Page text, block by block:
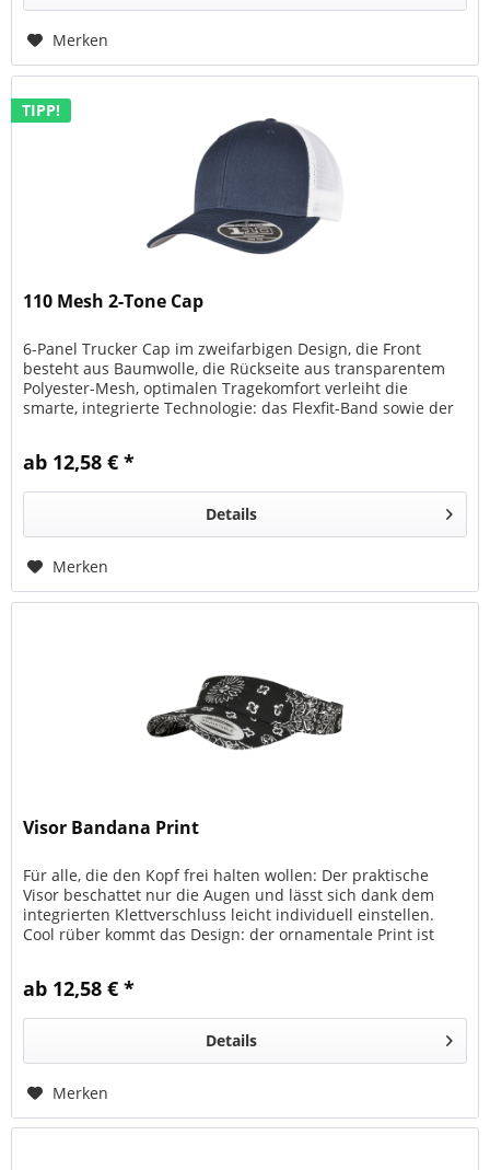
Merken
TIPP!
110 Mesh 2-Tone Cap
6-Panel Trucker Cap im zweifarbigen Design, die Front
besteht aus Baumwolle, die Rückseite aus transparentem
Polyester-Mesh, optimalen Tragekomfort verleiht die
smarte, integrierte Technologie: das Flexfit-Band sowie der
ab 12,58 € *
Details
Merken
Visor Bandana Print
Für alle, die den Kopf frei halten wollen: Der praktische
Visor beschattet nur die Augen und lässt sich dank dem
integrierten Klettverschluss leicht individuell einstellen.
Cool rüber kommt das Design: der ornamentale Print ist
ab 12,58 € *
Details
Merken